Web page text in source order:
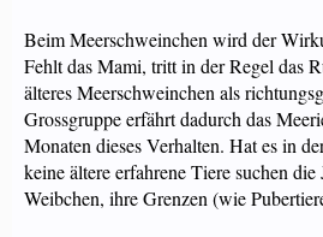
Beim Meerschweinchen wird der
Fehlt das Mami, tritt in der Regel das
älteres Meerschweinchen als
Grossgruppe erfährt dadurch das
Monaten dieses Verhalten. Hat es in
keine ältere erfahrene Tiere suchen die
Weibchen, ihre Grenzen (wie